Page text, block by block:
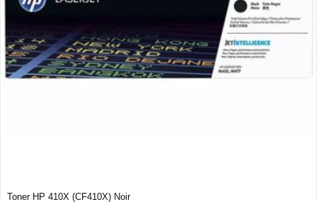
Toner HP 410X (CF410X) Noir